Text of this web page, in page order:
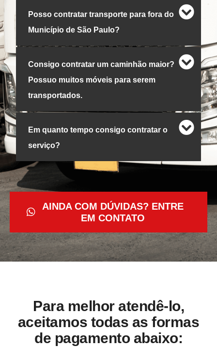
Posso contratar transporte para fora do
Município de São Paulo?
Consigo contratar um caminhão maior?
Possuo muitos móveis para serem
transportados.
Em quanto tempo consigo contratar o
serviço?
AINDA COM DÚVIDAS? ENTRE
EM CONTATO
Para melhor atendê-lo,
aceitamos todas as formas
de pagamento abaixo: